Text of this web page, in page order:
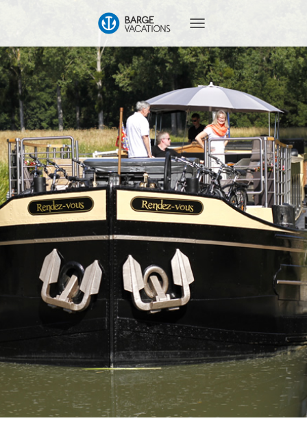
O
G
G
L
N
A
V
I
G
A
T
I
O